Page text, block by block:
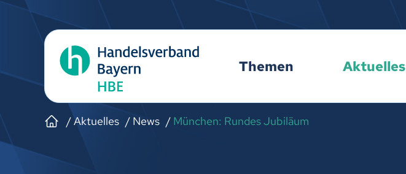
Themen Aktuelles
Aktuelles News München: Rundes Jubiläum